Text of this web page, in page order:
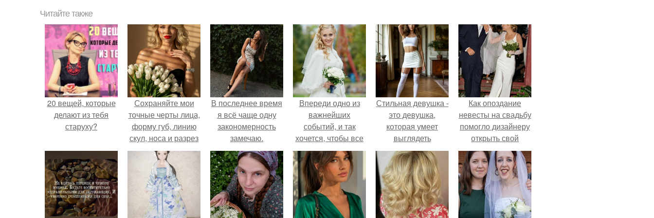
Читайте также
20 вещей, которые
делают из тебя
старуху?
Сохраняйте мои
точные черты лица,
форму губ, линию
скул, носа и разрез
глаз.
В последнее время
я всё чаще одну
закономерность
замечаю.
Впереди одно из
важнейших
событий, и так
хочется, чтобы все
было идеально?
Стильная девушка -
это девушка,
которая умеет
выглядеть
привлекательно и
элегантно в любои
ситуации.
Как опоздание
невесты на свадьбу
помогло дизайнеру
открыть свой
бренд.